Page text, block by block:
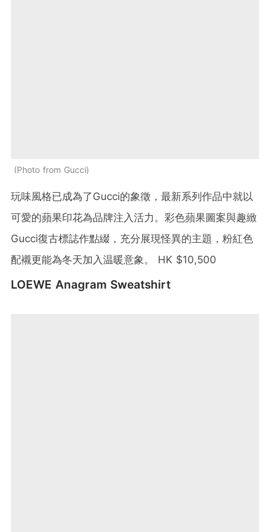
Photo from Gucci
玩味風格已成為了Gucci的象徵，最新系列作品中就以
可愛的蘋果印花為品牌注入活力。彩色蘋果圖案與趣緻
Gucci復古標誌作點綴，充分展現怪異的主題，粉紅色
配襯更能為冬天加入温暖意象。 HK $10,500
LOEWE Anagram Sweatshirt